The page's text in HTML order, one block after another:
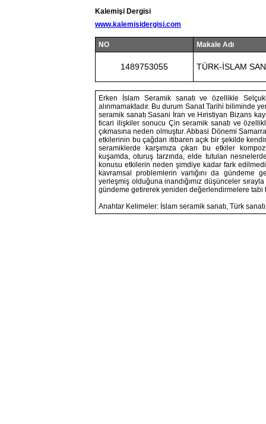
Kalemişi Dergisi
www.kalemisidergisi.com
NO Makale Adı
1489753055 TÜRK-İSLAM
Erken İslam Seramik sanatı ve özellikle
alınmamaktadır. Bu durum Sanat Tarihi biliminde
seramik sanatı Sasani İran ve Hıristiyan Bizans
ticari ilişkiler sonucu Çin seramik sanatı ve
çıkmasına neden olmuştur. Abbasi Dönemi
etkilerinin bu çağdan itibaren açık bir şekilde
seramiklerde karşımıza çıkan bu etkiler
kuşamda, oturuş tarzında, elde tutulan
konusu etkilerin neden şimdiye kadar fark
kavramsal problemlerin varlığını da gündeme
yerleşmiş olduğuna inandığımız düşünceler
gündeme getirerek yeniden değerlendirmelere tabi
Anahtar Kelimeler: İslam seramik sanatı, Türk